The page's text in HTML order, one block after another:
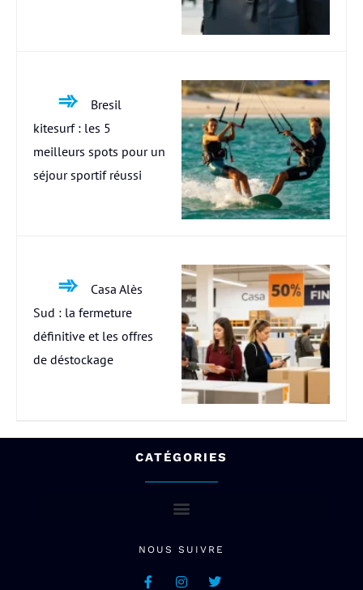
Bresil
kitesurf : les 5
meilleurs spots pour un
séjour sportif réussi
Casa Alès
Sud : la fermeture
définitive et les offres
de déstockage
CATÉGORIES
NOUS SUIVRE